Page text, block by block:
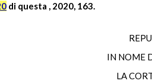
di questa , 2020, 163.
IN NOME
LA